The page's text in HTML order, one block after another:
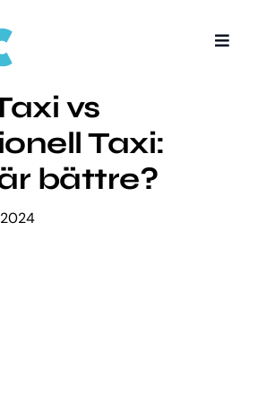
Toggle
vs
Taxi:
bättre?